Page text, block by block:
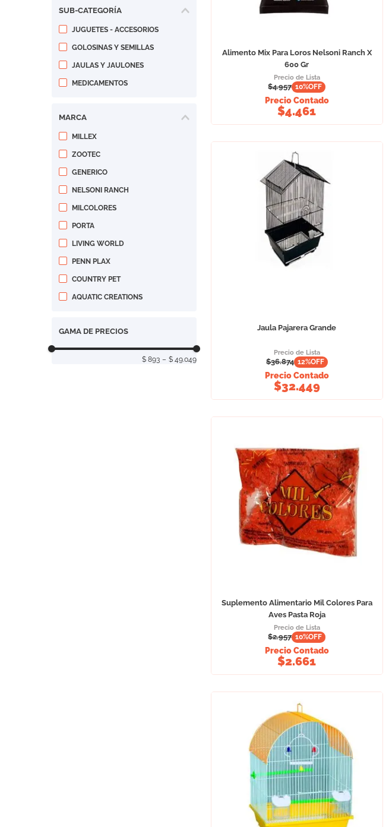
SUB-CATEGORÍA
JUGUETES - ACCESORIOS
GOLOSINAS Y SEMILLAS
JAULAS Y JAULONES
MEDICAMENTOS
MARCA
MILLEX
ZOOTEC
GENERICO
NELSONI RANCH
MILCOLORES
PORTA
LIVING WORLD
PENN PLAX
COUNTRY PET
AQUATIC CREATIONS
GAMA DE PRECIOS
$ 893 – $ 49.049
Alimento Mix Para Loros Nelsoni Ranch X
600 Gr
Precio de Lista
$4.957 10%OFF
Precio Contado
$4.461
Jaula Pajarera Grande
Precio de Lista
$36.874 12%OFF
Precio Contado
$32.449
Suplemento Alimentario Mil Colores Para
Aves Pasta Roja
Precio de Lista
$2.957 10%OFF
Precio Contado
$2.661